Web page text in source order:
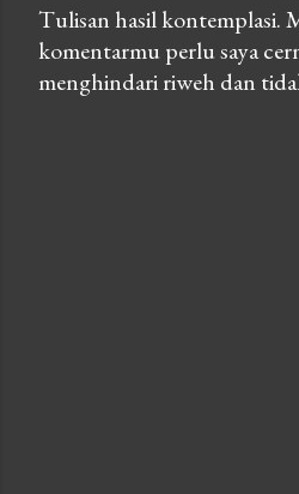
P
o
Tulisan hasil kontemplasi.
komentarmu perlu saya
menghindari riweh dan